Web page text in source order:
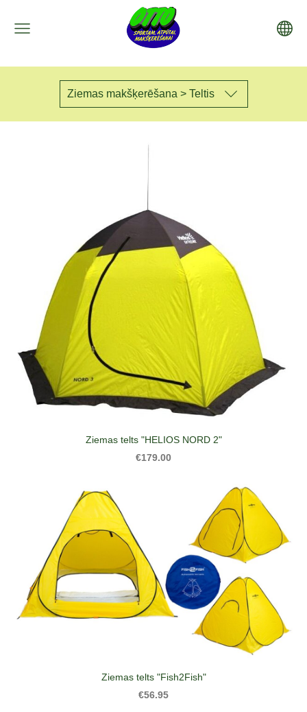
Ziemas makšķerēšana > Teltis
Ziemas telts "HELIOS NORD 2"
€179.00
Ziemas telts "Fish2Fish"
€56.95